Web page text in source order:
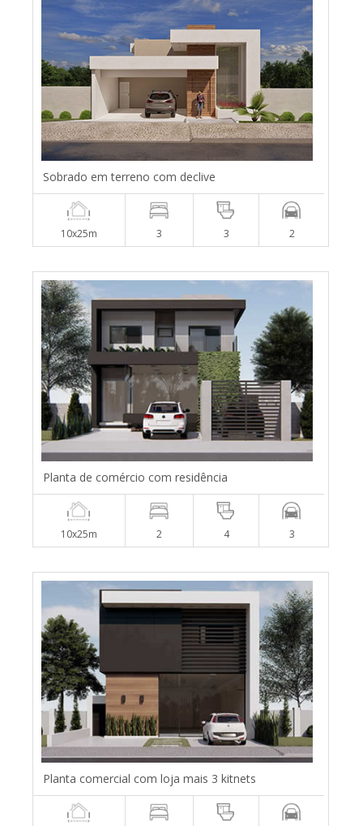
Sobrado em terreno com declive
10x25m 3 3 2
Planta de comércio com residência
10x25m 2 4 3
Planta comercial com loja mais 3 kitnets